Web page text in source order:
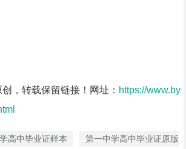
，转载保留链接！网址： https://www.by
高中毕业证样本 第一中学高中毕业证原版